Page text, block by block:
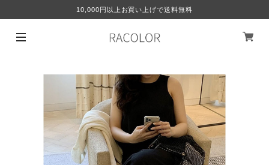
10,000円以上お買い上げで送料無料